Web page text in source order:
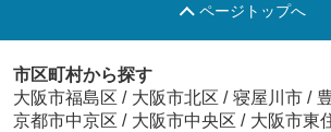
ページトップへ
市区町村から探す
大阪市福島区 / 大阪市北区 / 寝屋川市 /
京都市中京区 / 大阪市中央区 / 大阪市東